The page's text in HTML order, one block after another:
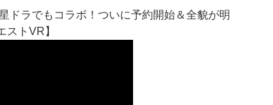
ドラでもコラボ！ついに予約開始＆全貌が明
ストVR】